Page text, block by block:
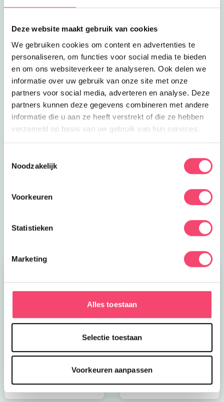
Deze website maakt gebruik van cookies
We gebruiken cookies om content en advertenties te
personaliseren, om functies voor social media te bieden
en om ons websiteverkeer te analyseren. Ook delen we
informatie over uw gebruik van onze site met onze
partners voor social media, adverteren en analyse. Deze
partners kunnen deze gegevens combineren met andere
informatie die u aan ze heeft verstrekt of die ze hebben
verzameld op basis van uw gebruik van hun services.
Noodzakelijk
Voorkeuren
Statistieken
Marketing
Alles toestaan
Selectie toestaan
Voorkeuren aanpassen
Klaar voor actie? In de zomervakantie zijn er extra veel
Museum. Wie is het snelste op de stormbaan? Rijd zelf
Bekijk het aanbod
Kroon op de taart bij
kinderen!